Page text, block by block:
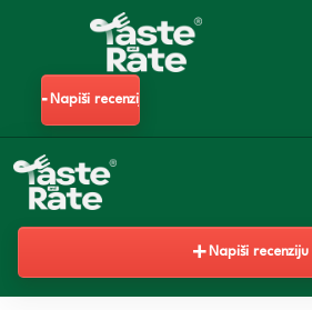
Napiši recenziju
Napiši recenziju